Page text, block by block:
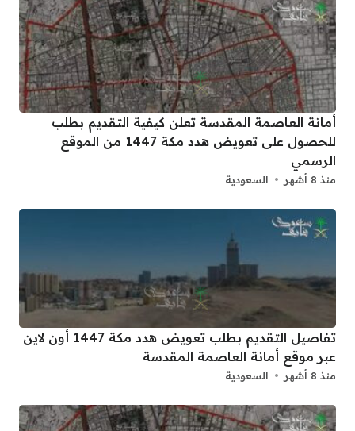
أمانة العاصمة المقدسة تعلن كيفية التقديم بطلب
للحصول على تعويض هدد مكة 1447 من الموقع
الرسمي
منذ 8 أشهر السعودية
تفاصيل التقديم بطلب تعويض هدد مكة 1447 أون لاين
عبر موقع أمانة العاصمة المقدسة
منذ 8 أشهر السعودية